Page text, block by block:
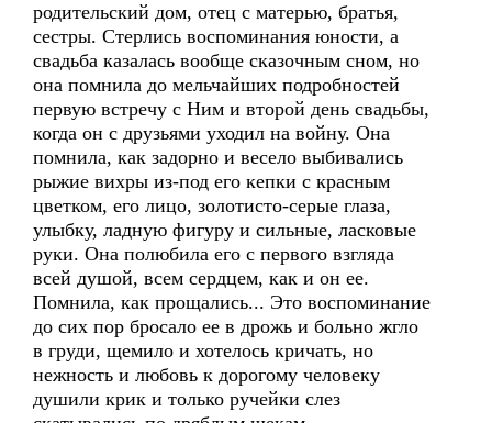
родительский дом, отец с матерью, братья,
сестры. Стерлись воспоминания юности, а
свадьба казалась вообще сказочным сном, но
она помнила до мельчайших подробностей
первую встречу с Ним и второй день свадьбы,
когда он с друзьями уходил на войну. Она
помнила, как задорно и весело выбивались
рыжие вихры из-под его кепки с красным
цветком, его лицо, золотисто-серые глаза,
улыбку, ладную фигуру и сильные, ласковые
руки. Она полюбила его с первого взгляда
всей душой, всем сердцем, как и он ее.
Помнила, как прощались... Это воспоминание
до сих пор бросало ее в дрожь и больно жгло
в груди, щемило и хотелось кричать, но
нежность и любовь к дорогому человеку
душили крик и только ручейки слез